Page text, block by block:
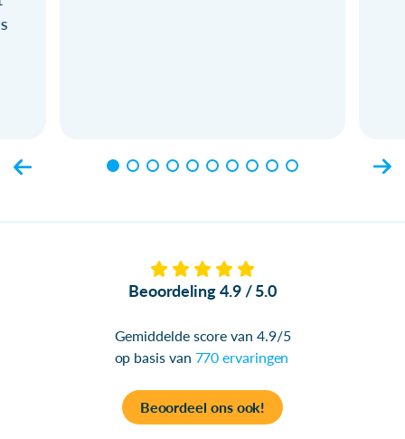
Beoordeling 4.9 / 5.0
Gemiddelde score van 4.9/5
op basis van 770 ervaringen
Beoordeel ons ook!